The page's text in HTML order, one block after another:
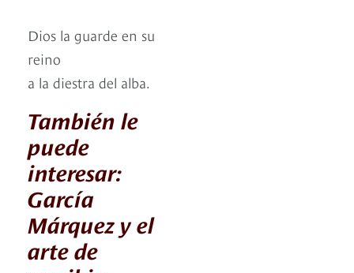
Dios la guarde en su
reino
a la diestra del alba.
También le
puede
interesar:
García
Márquez y el
arte de